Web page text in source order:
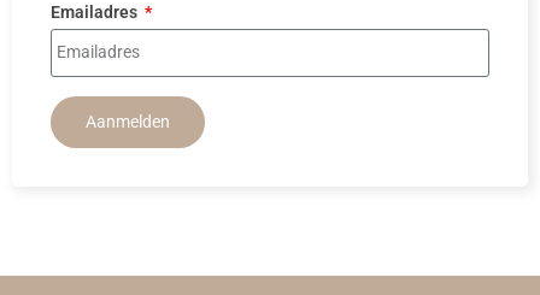
Emailadres
Aanmelden